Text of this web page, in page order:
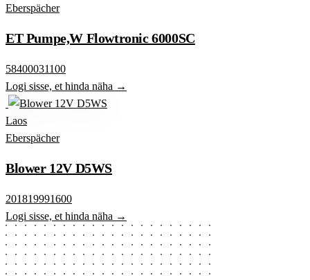
Eberspächer
ET Pumpe,W Flowtronic 6000SC
58400031100
Logi sisse, et hinda näha →
Laos
Eberspächer
Blower 12V D5WS
201819991600
Logi sisse, et hinda näha →